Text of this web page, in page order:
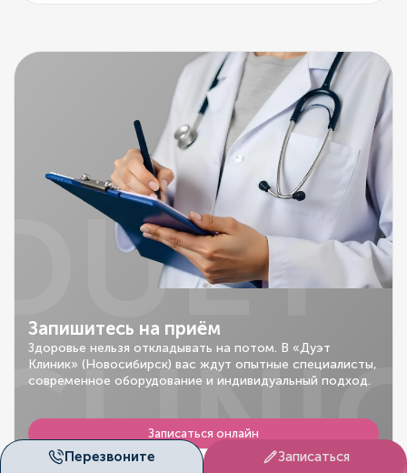
Перезвоните Записаться
Запишитесь на приём
Здоровье нельзя откладывать на потом. В «Дуэт
Клиник» (Новосибирск) вас ждут опытные специалисты,
современное оборудование и индивидуальный подход.
Записаться онлайн
Оставить заявку